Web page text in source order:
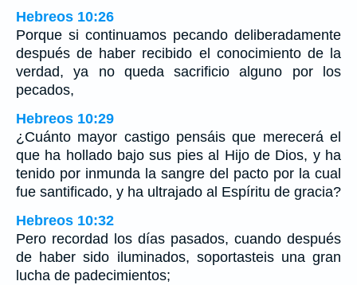
Hebreos 10:26
Porque si continuamos pecando deliberadamente
después de haber recibido el conocimiento de la
verdad, ya no queda sacrificio alguno por los
pecados,
Hebreos 10:29
¿Cuánto mayor castigo pensáis que merecerá el
que ha hollado bajo sus pies al Hijo de Dios, y ha
tenido por inmunda la sangre del pacto por la cual
fue santificado, y ha ultrajado al Espíritu de gracia?
Hebreos 10:32
Pero recordad los días pasados, cuando después
de haber sido iluminados, soportasteis una gran
lucha de padecimientos;